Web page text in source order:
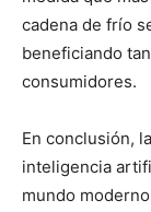
cadena de frío
beneficiando
consumidores.
En conclusión,
inteligencia
mundo